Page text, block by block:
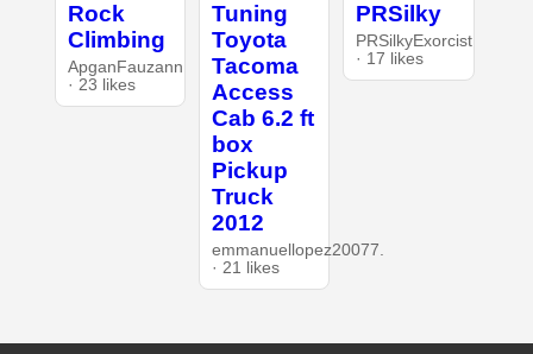
Rock
Climbing
ApganFauzann
· 23 likes
Tuning
Toyota
Tacoma
Access
Cab 6.2 ft
box
Pickup
Truck
2012
emmanuellopez20077.
· 21 likes
PRSilky
PRSilkyExorcist
· 17 likes